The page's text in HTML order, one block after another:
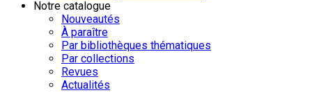
Notre catalogue
Nouveautés
À paraître
Par bibliothèques thématiques
Par collections
Revues
Actualités